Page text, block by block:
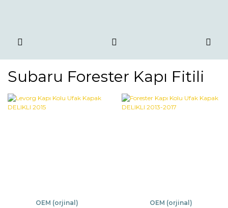
Subaru Forester Kapı Fitili
OEM (orjinal) OEM (orjinal)